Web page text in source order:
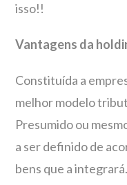
isso!!
Vantagens da
Constituída a
melhor modelo
Presumido ou
a ser definido de
bens que a integrará.